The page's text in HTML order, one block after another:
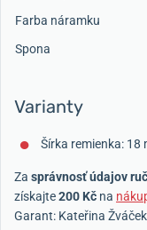
Farba náramku
Spona
Varianty
Šírka remienka: 18
Za správnosť údajov
získajte200 Kč na
Garant: Kateřina Žváček